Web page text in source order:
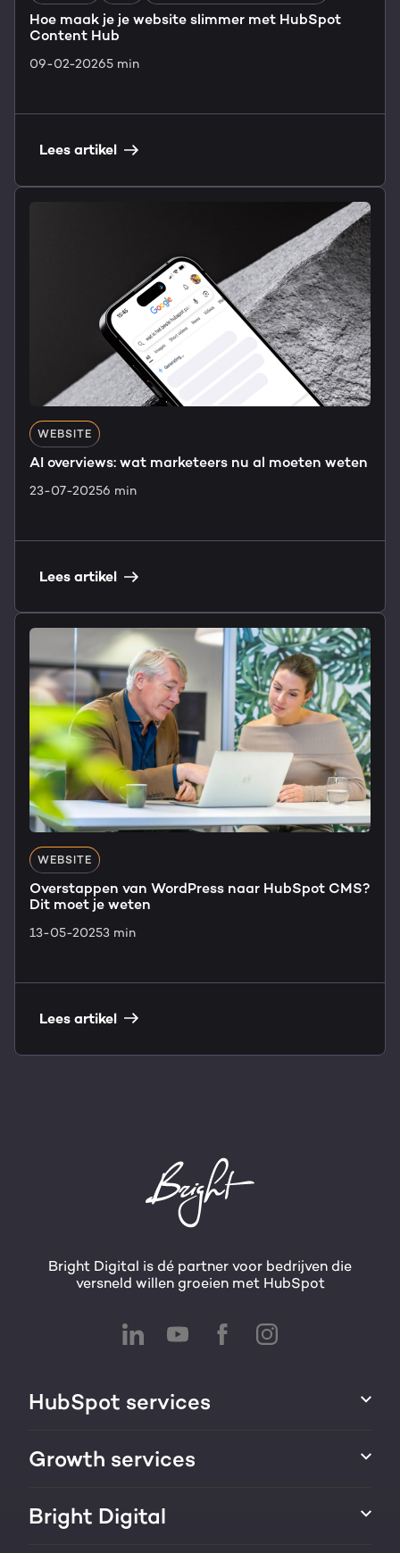
Hoe maak je je website slimmer met HubSpot
Content Hub
09-02-20265 min
Lees artikel
WEBSITE
AI overviews: wat marketeers nu al moeten weten
23-07-20256 min
Lees artikel
WEBSITE
Overstappen van WordPress naar HubSpot CMS?
Dit moet je weten
13-05-20253 min
Lees artikel
Bright Digital is dé partner voor bedrijven die
versneld willen groeien met HubSpot
HubSpot services
HubSpot integraties
HubSpot CRM maatwerk
Growth services
Websites & portals
Bright Digital